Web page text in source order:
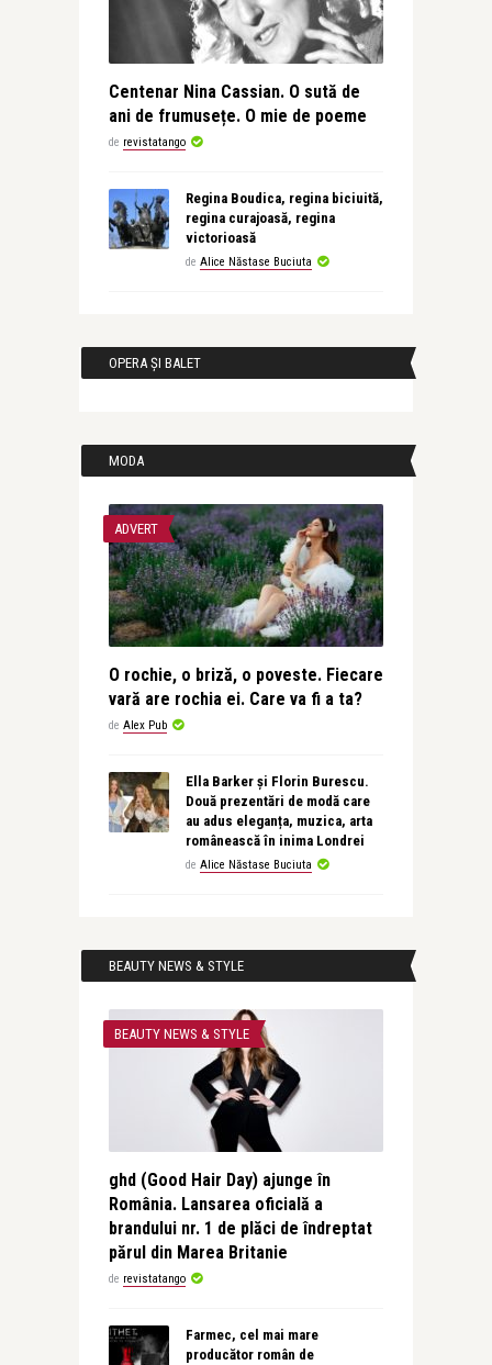
Centenar Nina Cassian. O sută de
ani de frumusețe. O mie de poeme
de revistatango
Regina Boudica, regina biciuită,
regina curajoasă, regina
victorioasă
de Alice Năstase Buciuta
OPERA ȘI BALET
MODA
ADVERT
O rochie, o briză, o poveste. Fiecare
vară are rochia ei. Care va fi a ta?
de Alex Pub
Ella Barker și Florin Burescu.
Două prezentări de modă care
au adus eleganța, muzica, arta
românească în inima Londrei
de Alice Năstase Buciuta
BEAUTY NEWS & STYLE
BEAUTY NEWS & STYLE
ghd (Good Hair Day) ajunge în
România. Lansarea oficială a
brandului nr. 1 de plăci de îndreptat
părul din Marea Britanie
de revistatango
Farmec, cel mai mare
producător român de